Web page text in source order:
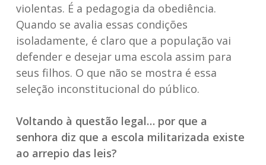
violentas. É a pedagogia da obediência.
Quando se avalia essas condições
isoladamente, é claro que a população vai
defender e desejar uma escola assim para
seus filhos. O que não se mostra é essa
seleção inconstitucional do público.
Voltando à questão legal… por que a
senhora diz que a escola militarizada existe
ao arrepio das leis?